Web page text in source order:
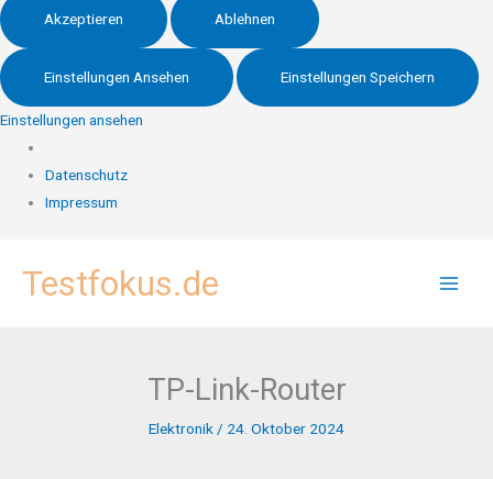
Akzeptieren Ablehnen
Einstellungen Ansehen Einstellungen Speichern
Einstellungen ansehen
Datenschutz
Impressum
InhaltTestfokus.de
TP-Link-Router
Elektronik / 24. Oktober 2024